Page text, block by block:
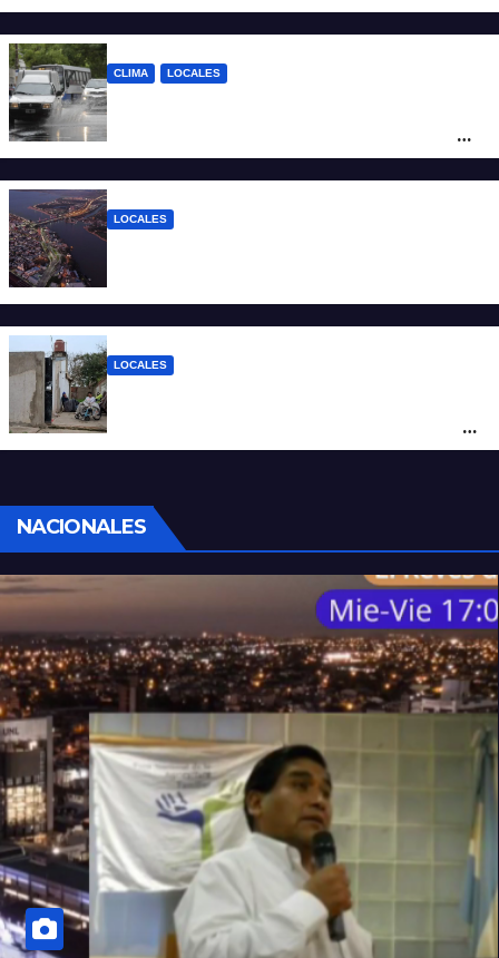
ético y ratificó que la Provincia apelará
CLIMA LOCALES
vientos en Santa Fe: anuncian ráfagas de
hasta 90 km/h, granizo y un brusco
LOCALES
LOCALES
por la Justicia
NACIONALES